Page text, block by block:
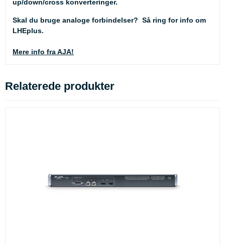
up/down/cross konverteringer.
Skal du bruge analoge forbindelser? Så ring for info om
LHEplus.
Mere info fra AJA!
Relaterede produkter